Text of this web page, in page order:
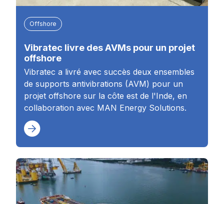
Offshore
Vibratec livre des AVMs pour un projet
offshore
Vibratec a livré avec succès deux ensembles
de supports antivibrations (AVM) pour un
projet offshore sur la côte est de l'Inde, en
collaboration avec MAN Energy Solutions.